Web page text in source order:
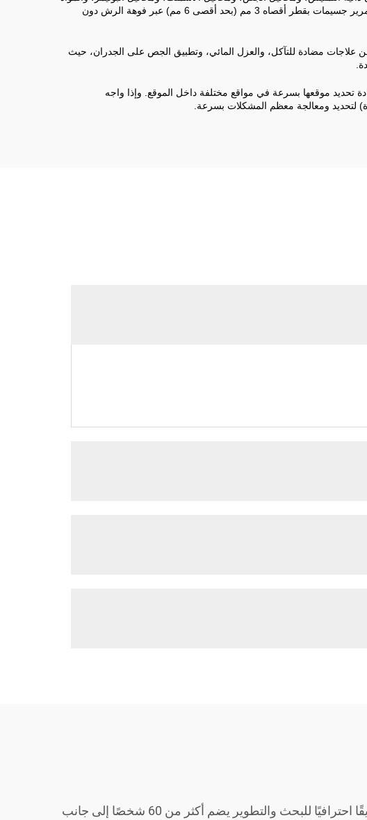
العازلة للحرارة، ومحاليل مقاومة الحريق، وكذلك معجون الطبقة الأساسية المُطبق على الأسطح. تم تصميم الجهاز بحيث يمكنه تمرير جسيمات بقطر أقصاه 3 مم (بحد أقصى 6 مم) عبر فوهة الرش دون
من علاجات مضادة للتآكل، والعزل المائي، وتطبيق الجص على الجدران، حيث
تحديد موقعها بسرعة في مواقع مختلفة داخل الموقع. وإذا واجه
تُكمل خبرة يواندونغ التي تزيد عن 20 عامًا في مجال البحث والتطوير، وتصنيع ومبيعات معدات البناء، فريقًا احترافيًا للبحث والتطوير يضم أكثر من 60 شخصًا إلى جانب